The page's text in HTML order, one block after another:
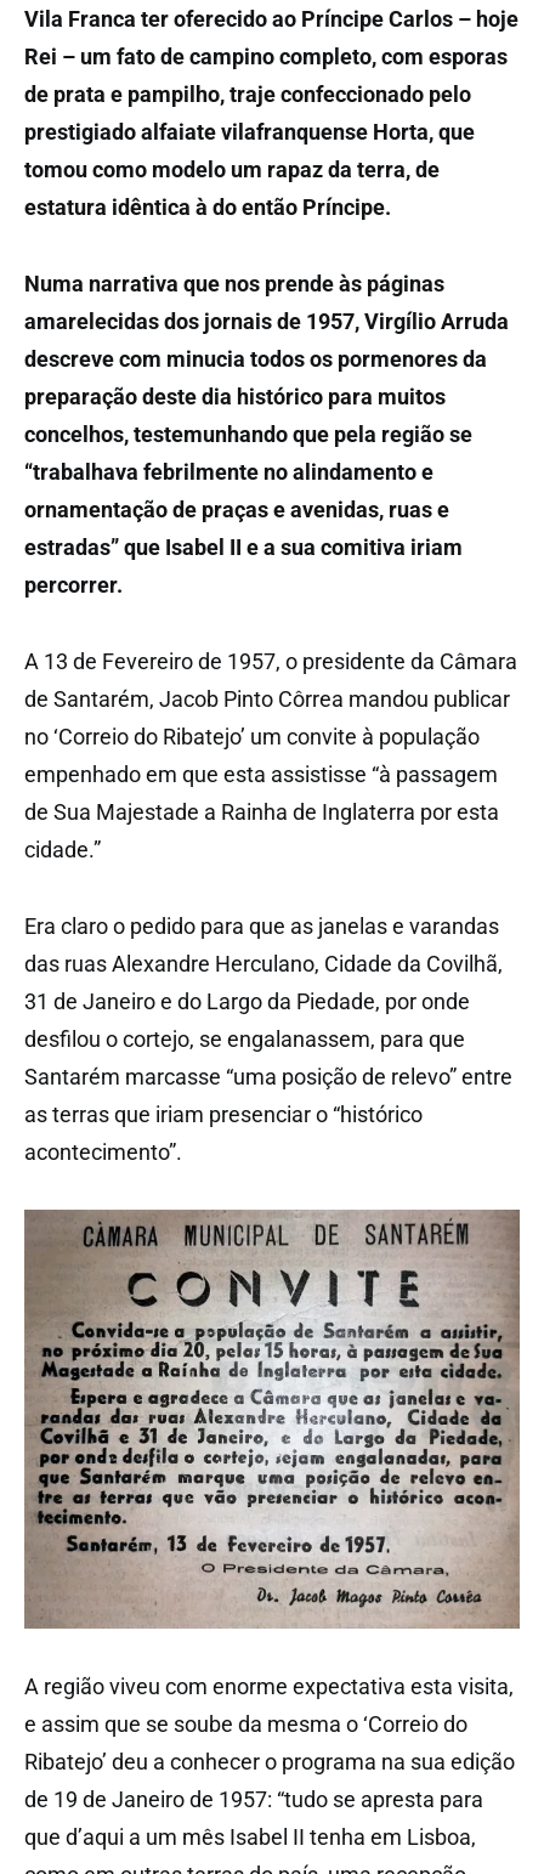
Vila Franca ter oferecido ao Príncipe Carlos – hoje
Rei – um fato de campino completo, com esporas
de prata e pampilho, traje confeccionado pelo
prestigiado alfaiate vilafranquense Horta, que
tomou como modelo um rapaz da terra, de
estatura idêntica à do então Príncipe.
Numa narrativa que nos prende às páginas
amarelecidas dos jornais de 1957, Virgílio Arruda
descreve com minucia todos os pormenores da
preparação deste dia histórico para muitos
concelhos, testemunhando que pela região se
“trabalhava febrilmente no alindamento e
ornamentação de praças e avenidas, ruas e
estradas” que Isabel II e a sua comitiva iriam
percorrer.
A 13 de Fevereiro de 1957, o presidente da Câmara
de Santarém, Jacob Pinto Côrrea mandou publicar
no ‘Correio do Ribatejo’ um convite à população
empenhado em que esta assistisse “à passagem
de Sua Majestade a Rainha de Inglaterra por esta
cidade.”
Era claro o pedido para que as janelas e varandas
das ruas Alexandre Herculano, Cidade da Covilhã,
31 de Janeiro e do Largo da Piedade, por onde
desfilou o cortejo, se engalanassem, para que
Santarém marcasse “uma posição de relevo” entre
as terras que iriam presenciar o “histórico
acontecimento”.
A região viveu com enorme expectativa esta visita,
e assim que se soube da mesma o ‘Correio do
Ribatejo’ deu a conhecer o programa na sua edição
de 19 de Janeiro de 1957: “tudo se apresta para
que d’aqui a um mês Isabel II tenha em Lisboa,